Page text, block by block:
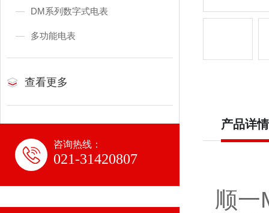
DM系列数字式电表
多功能电表
查看更多
咨询热线：
021-31420807
产品详情
顺一